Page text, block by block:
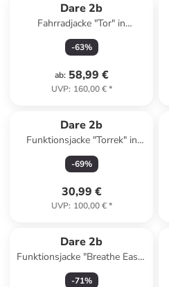
Dare 2b
Fahrradjacke "Tor" in
Neongelb
-63%
ab: 58,99 €
UVP: 160,00 €*
Dare 2b
Funktionsjacke "Torrek" in
Altrosa
-69%
30,99 €
UVP: 100,00 €*
Dare 2b
Funktionsjacke "Breathe Easy"
in Türkis
-71%